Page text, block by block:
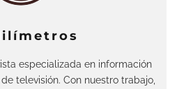
especializada en información
televisión. Con nuestro trabajo,